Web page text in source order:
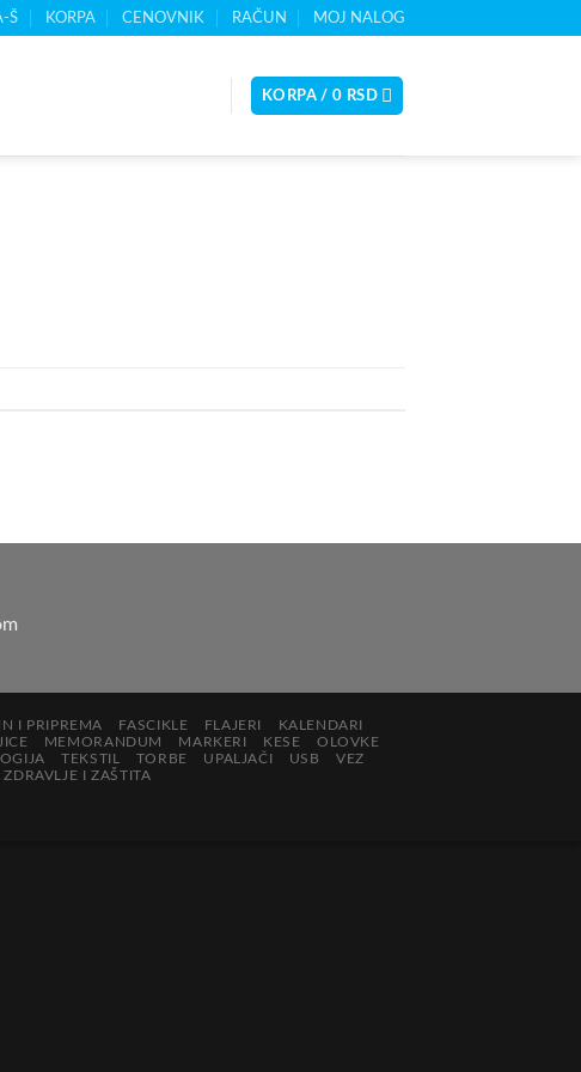
Š KORPA CENOVNIK RAČUN MOJ NALOG
KORPA /0 RSD
I PRIPREMA FASCIKLE FLAJERI
KALENDARI
MEMORANDUM MARKERI KESE
OLOVKE
TEKSTIL TORBE UPALJAČI USB
VEZ
ZDRAVLJE I ZAŠTITA